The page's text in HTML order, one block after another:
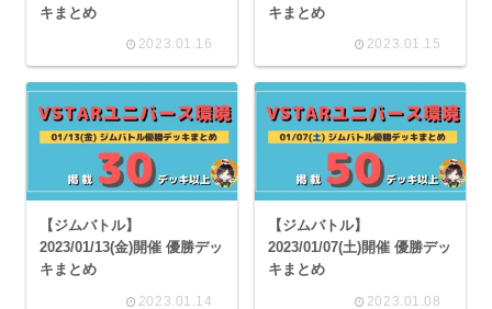
キまとめ
2023.01.16
キまとめ
2023.01.15
【ジムバトル】
2023/01/13(金)開催 優勝デッ
キまとめ
2023.01.14
【ジムバトル】
2023/01/07(土)開催 優勝デッ
キまとめ
2023.01.08